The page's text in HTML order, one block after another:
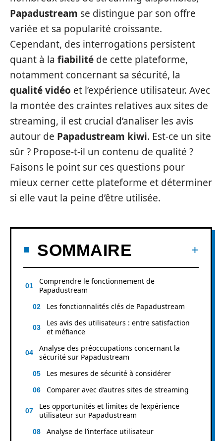
Papadustream se distingue par son offre
variée et sa popularité croissante.
Cependant, des interrogations persistent
quant à la fiabilité de cette plateforme,
notamment concernant sa sécurité, la
qualité vidéo et l’expérience utilisateur. Avec
la montée des craintes relatives aux sites de
streaming, il est crucial d’analiser les avis
autour de Papadustream kiwi. Est-ce un site
sûr ? Propose-t-il un contenu de qualité ?
Faisons le point sur ces questions pour
mieux cerner cette plateforme et déterminer
si elle vaut la peine d’être utilisée.
SOMMAIRE
Comprendre le fonctionnement de
Papadustream
Les fonctionnalités clés de Papadustream
Les avis des utilisateurs : entre satisfaction
et méfiance
Analyse des préoccupations concernant la
sécurité sur Papadustream
Les mesures de sécurité à considérer
Comparer avec d’autres sites de streaming
Les opportunités et limites de l’expérience
utilisateur sur Papadustream
Analyse de l’interface utilisateur